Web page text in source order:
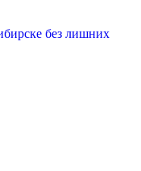
без лишних